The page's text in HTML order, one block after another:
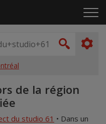
le
de la région
du studio 61 • Dans un